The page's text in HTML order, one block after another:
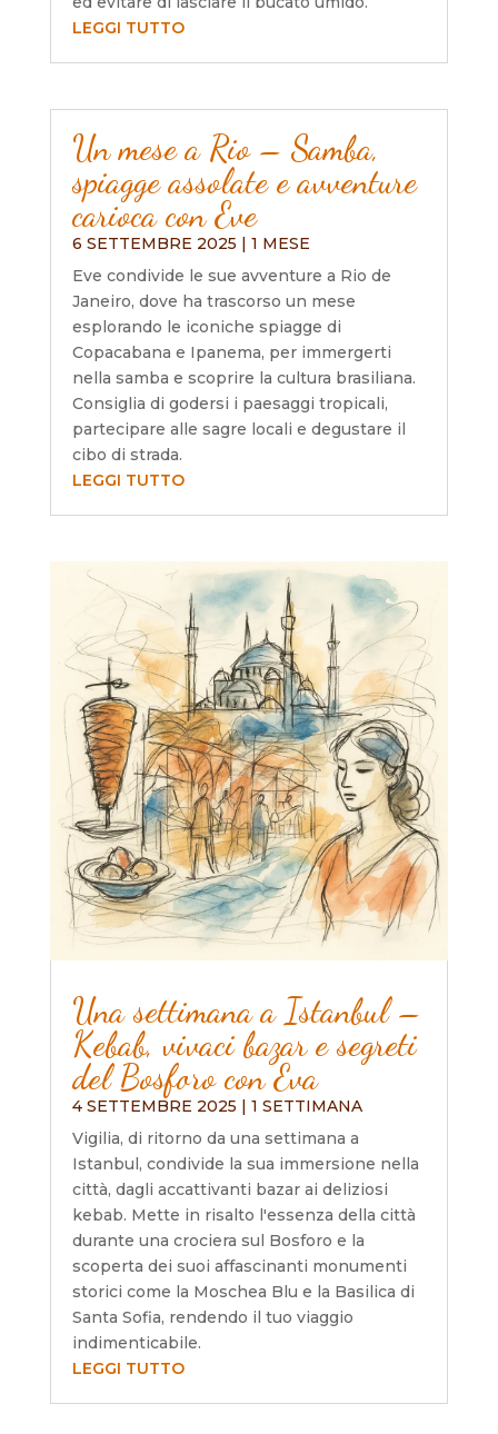
LEGGI TUTTO
Un mese a Rio – Samba,
spiagge assolate e avventure
carioca con Eve
6 SETTEMBRE 2025 | 1 MESE
Eve condivide le sue avventure a Rio de
Janeiro, dove ha trascorso un mese
esplorando le iconiche spiagge di
Copacabana e Ipanema, per immergerti
nella samba e scoprire la cultura brasiliana.
Consiglia di godersi i paesaggi tropicali,
partecipare alle sagre locali e degustare il
cibo di strada.
LEGGI TUTTO
Una settimana a Istanbul –
Kebab, vivaci bazar e segreti
del Bosforo con Eva
4 SETTEMBRE 2025 | 1 SETTIMANA
Vigilia, di ritorno da una settimana a
Istanbul, condivide la sua immersione nella
città, dagli accattivanti bazar ai deliziosi
kebab. Mette in risalto l'essenza della città
durante una crociera sul Bosforo e la
scoperta dei suoi affascinanti monumenti
storici come la Moschea Blu e la Basilica di
Santa Sofia, rendendo il tuo viaggio
indimenticabile.
LEGGI TUTTO